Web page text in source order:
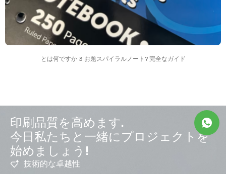
とは何ですか 3 お題スパイラルノート? 完全なガイド
印刷品質を高めます.
今日私たちと一緒にプロジェクトを
始めましょう!
技術的な卓越性